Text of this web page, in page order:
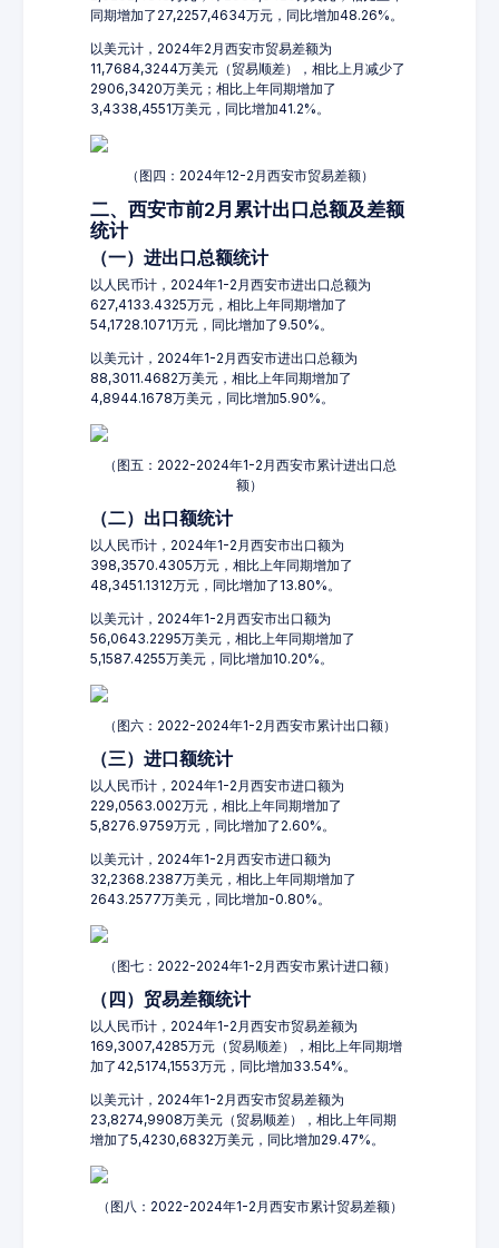
同期增加了27,2257,4634万元，同比增加48.26%。
以美元计，2024年2月西安市贸易差额为
11,7684,3244万美元（贸易顺差），相比上月减少了
2906,3420万美元；相比上年同期增加了
3,4338,4551万美元，同比增加41.2%。
（图四：2024年12-2月西安市贸易差额）
二、西安市前2月累计出口总额及差额
统计
（一）进出口总额统计
以人民币计，2024年1-2月西安市进出口总额为
627,4133.4325万元，相比上年同期增加了
54,1728.1071万元，同比增加了9.50%。
以美元计，2024年1-2月西安市进出口总额为
88,3011.4682万美元，相比上年同期增加了
4,8944.1678万美元，同比增加5.90%。
（图五：2022-2024年1-2月西安市累计进出口总
额）
（二）出口额统计
以人民币计，2024年1-2月西安市出口额为
398,3570.4305万元，相比上年同期增加了
48,3451.1312万元，同比增加了13.80%。
以美元计，2024年1-2月西安市出口额为
56,0643.2295万美元，相比上年同期增加了
5,1587.4255万美元，同比增加10.20%。
（图六：2022-2024年1-2月西安市累计出口额）
（三）进口额统计
以人民币计，2024年1-2月西安市进口额为
229,0563.002万元，相比上年同期增加了
5,8276.9759万元，同比增加了2.60%。
以美元计，2024年1-2月西安市进口额为
32,2368.2387万美元，相比上年同期增加了
2643.2577万美元，同比增加-0.80%。
（图七：2022-2024年1-2月西安市累计进口额）
（四）贸易差额统计
以人民币计，2024年1-2月西安市贸易差额为
169,3007,4285万元（贸易顺差），相比上年同期增
加了42,5174,1553万元，同比增加33.54%。
以美元计，2024年1-2月西安市贸易差额为
23,8274,9908万美元（贸易顺差），相比上年同期
增加了5,4230,6832万美元，同比增加29.47%。
（图八：2022-2024年1-2月西安市累计贸易差额）